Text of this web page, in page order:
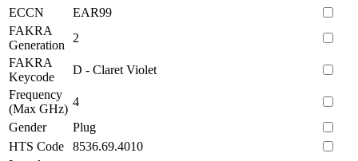
ECCN
EAR99
FAKRA
Generation
2
FAKRA
Keycode
D - Claret Violet
Frequency
(Max GHz)
4
Gender
Plug
HTS Code
8536.69.4010